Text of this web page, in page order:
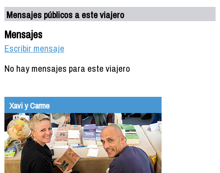
Mensajes públicos a este viajero
Mensajes
Escribir mensaje
No hay mensajes para este viajero
Xavi y Carme